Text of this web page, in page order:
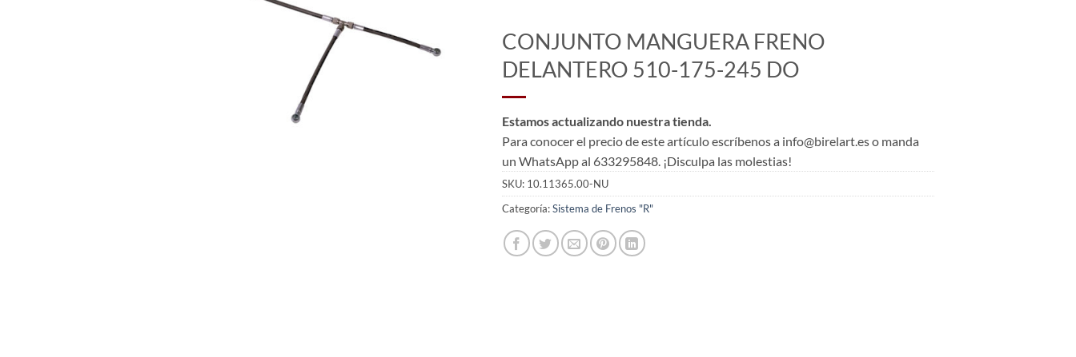
CONJUNTO MANGUERA FRENO
DELANTERO 510-175-245 DO
Estamos actualizando nuestra tienda.
Para conocer el precio de este artículo escríbenos a info@birelart.es o manda
un WhatsApp al 633295848. ¡Disculpa las molestias!
SKU: 10.11365.00-NU
Categoría:Sistema de Frenos "R"